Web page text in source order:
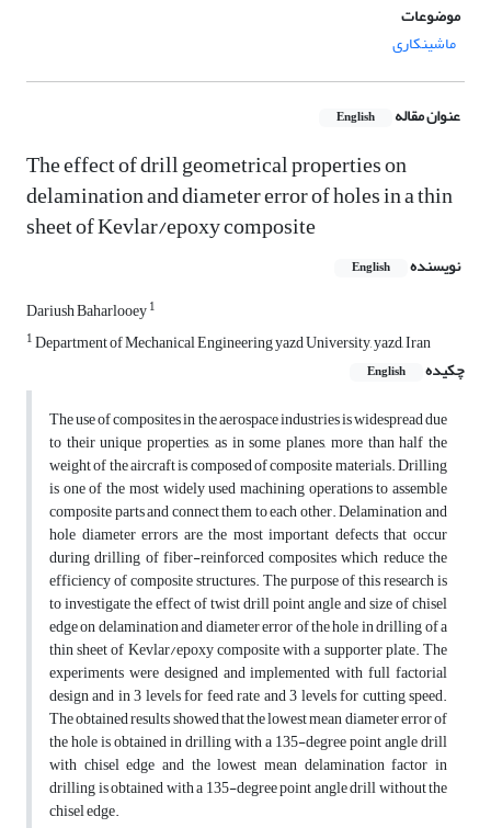
موضوعات
ماشینکاری
عنوان مقاله English
The effect of drill geometrical properties on
delamination and diameter error of holes in a thin
sheet of Kevlar/epoxy composite
نویسنده English
Dariush Baharlooey1
1Department of Mechanical Engineering yazd University, yazd, Iran
چکیده
English
The use of composites in the aerospace industries is widespread due
to their unique properties, as in some planes, more than half the
weight of the aircraft is composed of composite materials. Drilling
is one of the most widely used machining operations to assemble
composite parts and connect them to each other. Delamination and
hole diameter errors are the most important defects that occur
during drilling of fiber-reinforced composites which reduce the
efficiency of composite structures. The purpose of this research is
to investigate the effect of twist drill point angle and size of chisel
edge on delamination and diameter error of the hole in drilling of a
thin sheet of Kevlar/epoxy composite with a supporter plate. The
experiments were designed and implemented with full factorial
design and in 3 levels for feed rate and 3 levels for cutting speed.
The obtained results showed that the lowest mean diameter error of
the hole is obtained in drilling with a 135-degree point angle drill
with chisel edge and the lowest mean delamination factor in
drilling is obtained with a 135-degree point angle drill without the
chisel edge.